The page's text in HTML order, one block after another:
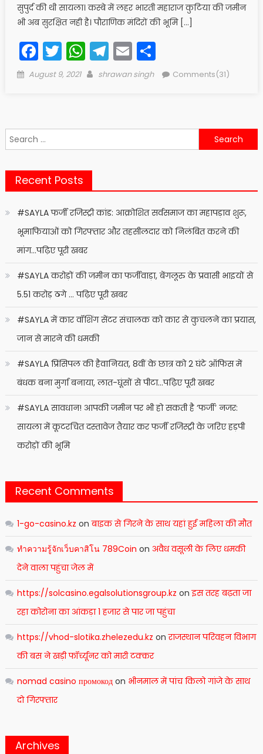
सुपुर्द की थी सायला। कस्बे में लहर भारती महाराज कुटिया की जमीन
भी अब सुरक्षित नही है। पौराणिक मंदिरों की भूमि […]
Facebook
Twitter
WhatsApp
Telegram
EmailShare
Posted
August 9, 2021 Author
shrawan singh Comments(31)
Search
for:
Recent Posts
#SAYLA फर्जी रजिस्ट्री कांड: आक्रोशित सर्वसमाज का महापड़ाव शुरू,
भूमाफियाओं को गिरफ्तार और तहसीलदार को निलंबित करने की
मांग…पढ़िए पूरी खबर
#SAYLA करोड़ों की जमीन का फर्जीवाड़ा, बेंगलूरु के प्रवासी भाइयों से
5.51 करोड़ ठगे … पढ़िए पूरी खबर
#SAYLA में कार वॉशिंग सेंटर संचालक को कार से कुचलने का प्रयास,
जान से मारने की धमकी
#SAYLA प्रिंसिपल की हैवानियत, 8वीं के छात्र को 2 घंटे ऑफिस में
बंधक बना मुर्गा बनाया, लात-घूंसों से पीटा…पढ़िए पूरी खबर
#SAYLA सावधान! आपकी जमीन पर भी हो सकती है ‘फर्जी’ नजर:
सायला में कूटरचित दस्तावेज तैयार कर फर्जी रजिस्ट्री के जरिए हड़पी
करोड़ों की भूमि
Recent Comments
1-go-casino.kz onबाइक से गिरने के साथ यहां हुई महिला की मौत
ทำความรู้จักเว็บคาสิโน 789Coin on अवैध वसूली के लिए धमकी
देने वाला पहुंचा जेल में
https://solcasino.egalsolutionsgroup.kz onइस तरह बढ़ता जा
रहा कोरोना का आंकड़ा 1 हजार से पार जा पहुंचा
https://vhod-slotika.zhelezedu.kz onराजस्थान परिवहन विभाग
की बस ने खड़ी फॉर्च्यूनर को मारी टक्कर
nomad casino промокодon भीनमाल में पांच किलो गांजे के साथ
दो गिरफ्तार
Archives